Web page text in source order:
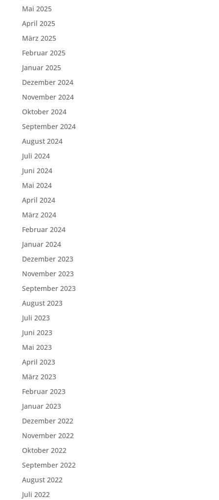
Mai 2025
April 2025
März 2025
Februar 2025
Januar 2025
Dezember 2024
November 2024
Oktober 2024
September 2024
August 2024
Juli 2024
Juni 2024
Mai 2024
April 2024
März 2024
Februar 2024
Januar 2024
Dezember 2023
November 2023
September 2023
August 2023
Juli 2023
Juni 2023
Mai 2023
April 2023
März 2023
Februar 2023
Januar 2023
Dezember 2022
November 2022
Oktober 2022
September 2022
August 2022
Juli 2022